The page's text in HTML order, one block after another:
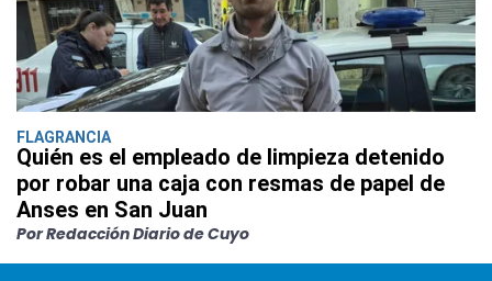
FLAGRANCIA
Quién es el empleado de limpieza detenido
por robar una caja con resmas de papel de
Anses en San Juan
Por Redacción Diario de Cuyo